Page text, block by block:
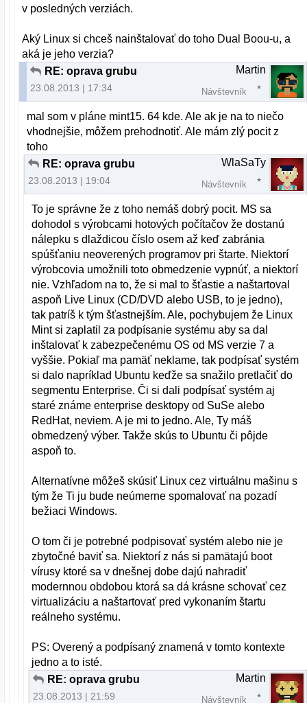
v posledných verziách.
Aký Linux si chceš nainštalovať do toho Dual Boou-u, a
aká je jeho verzia?
RE: oprava grubu
23.08.2013 | 17:34
Martin
Návštevník
mal som v pláne mint15. 64 kde. Ale ak je na to niečo
vhodnejšie, môžem prehodnotiť. Ale mám zlý pocit z
toho
RE: oprava grubu
23.08.2013 | 19:04
WlaSaTy
Návštevník
To je správne že z toho nemáš dobrý pocit. MS sa
dohodol s výrobcami hotových počítačov že dostanú
nálepku s dlaždicou číslo osem až keď zabránia
spúšťaniu neoverených programov pri štarte. Niektorí
výrobcovia umožnili toto obmedzenie vypnúť, a niektorí
nie. Vzhľadom na to, že si mal to šťastie a naštartoval
aspoň Live Linux (CD/DVD alebo USB, to je jedno),
tak patríš k tým šťastnejším. Ale, pochybujem že Linux
Mint si zaplatil za podpísanie systému aby sa dal
inštalovať k zabezpečenému OS od MS verzie 7 a
vyššie. Pokiaľ ma pamäť neklame, tak podpísať systém
si dalo napríklad Ubuntu keďže sa snažilo pretlačiť do
segmentu Enterprise. Či si dali podpísať systém aj
staré známe enterprise desktopy od SuSe alebo
RedHat, neviem. A je mi to jedno. Ale, Ty máš
obmedzený výber. Takže skús to Ubuntu či pôjde
aspoň to.
Alternatívne môžeš skúsiť Linux cez virtuálnu mašinu s
tým že Ti ju bude neúmerne spomalovať na pozadí
bežiaci Windows.
O tom či je potrebné podpisovať systém alebo nie je
zbytočné baviť sa. Niektorí z nás si pamätajú boot
vírusy ktoré sa v dnešnej dobe dajú nahradiť
modernnou obdobou ktorá sa dá krásne schovať cez
virtualizáciu a naštartovať pred vykonaním štartu
reálneho systému.
PS: Overený a podpísaný znamená v tomto kontexte
jedno a to isté.
RE: oprava grubu
23.08.2013 | 21:59
Martin
Návštevník